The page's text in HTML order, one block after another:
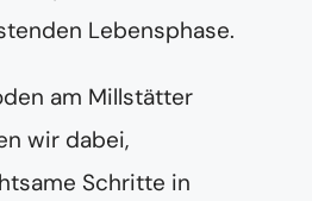
Lebensphase.
am Millstätter
wir dabei,
Schritte in